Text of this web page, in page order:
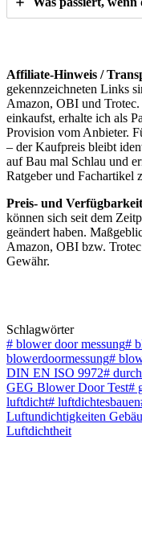
Affiliate-Hinweis /
gekennzeichneten Links
Amazon, OBI und
einkaufst, erhalte ich als
Provision vom Anbieter.
– der Kaufpreis bleibt
auf Bau mal Schlau und
Ratgeber und Fachartikel
Preis- und
können sich seit dem
geändert haben.
Amazon, OBI bzw.
Gewähr.
Schlagwörter
# blower door messung#
blowerdoormessung#
DIN EN ISO 9972#
GEG Blower Door Test#
luftdicht# luftdichtesbauen
Luftundichtigkeiten
Luftdichtheit